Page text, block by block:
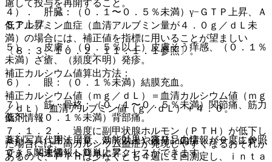
４）． 肝臓：（０．１〜０．５％未満）γ−ＧＴＰ上昇、Ａ
ＳＴ上昇。
５）． 皮膚：（０．５％以上）皮膚そう痒感、（０．１％
未満）ざ瘡、（頻度不明）発疹。
６）． 眼：（０．１％未満）結膜充血。
７）． 筋・骨格：（０．１〜０．５％未満）関節痛、筋力
低下、（０．１％未満）背部痛。
８）． 代謝：（０．５％以上）高リン血症、（０．１〜
０．５％未満）ＬＤＨ上昇。
慮して投与を再開すること。
低アルブミン血症（血清アルブミン量が４．０ｇ／ｄＬ未
満）の場合には、補正値を指標に用いることが望ましい
〔８．３、１０．２、１１．１．１参照〕。
補正カルシウム値算出方法：
補正カルシウム値（ｍｇ／ｄＬ）＝血清カルシウム値（ｍｇ
／ｄＬ）−血清アルブミン値（ｇ／ｄＬ）＋４．０。
７．１．２． 過度に副甲状腺ホルモン（ＰＴＨ）が低下し
た場合には、高カルシウム血症が発現しやすくなるおそれが
あるので、ＰＴＨは少なくとも４週に１回測定し、ｉｎｔａ
薬剤情報
薬剤写真、用法用量、効能効果や後発品の情報が一度に参照
でき、関連情報へ簡単にアクセスができます。